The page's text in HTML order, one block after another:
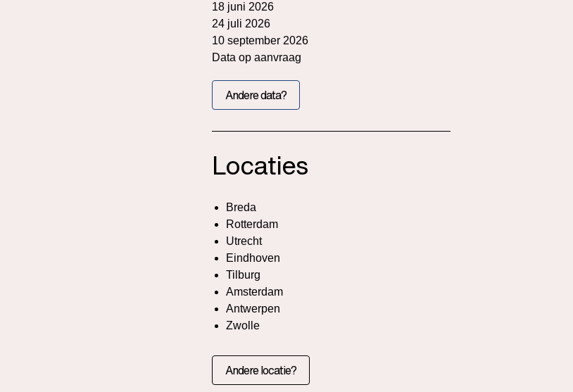
18 juni 2026
24 juli 2026
10 september 2026
Data op aanvraag
Andere data?
Locaties
Breda
Rotterdam
Utrecht
Eindhoven
Tilburg
Amsterdam
Antwerpen
Zwolle
Andere locatie?